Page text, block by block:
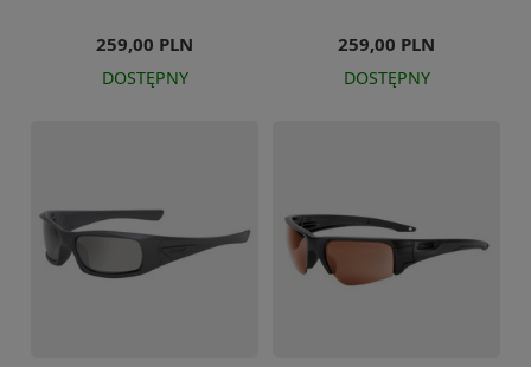
259,00 PLN
DOSTĘPNY
259,00 PLN
DOSTĘPNY